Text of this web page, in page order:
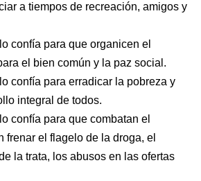
a tiempos de recreación, amigos y
confía para que organicen el
el bien común y la paz social.
confía para erradicar la pobreza y
integral de todos.
confía para que combatan el
frenar el flagelo de la droga, el
la trata, los abusos en las ofertas